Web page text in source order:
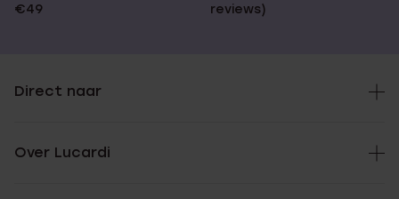
€49
reviews)
Direct naar
Over Lucardi